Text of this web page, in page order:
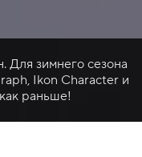
Для зимнего сезона
Ikon Character и
раньше!